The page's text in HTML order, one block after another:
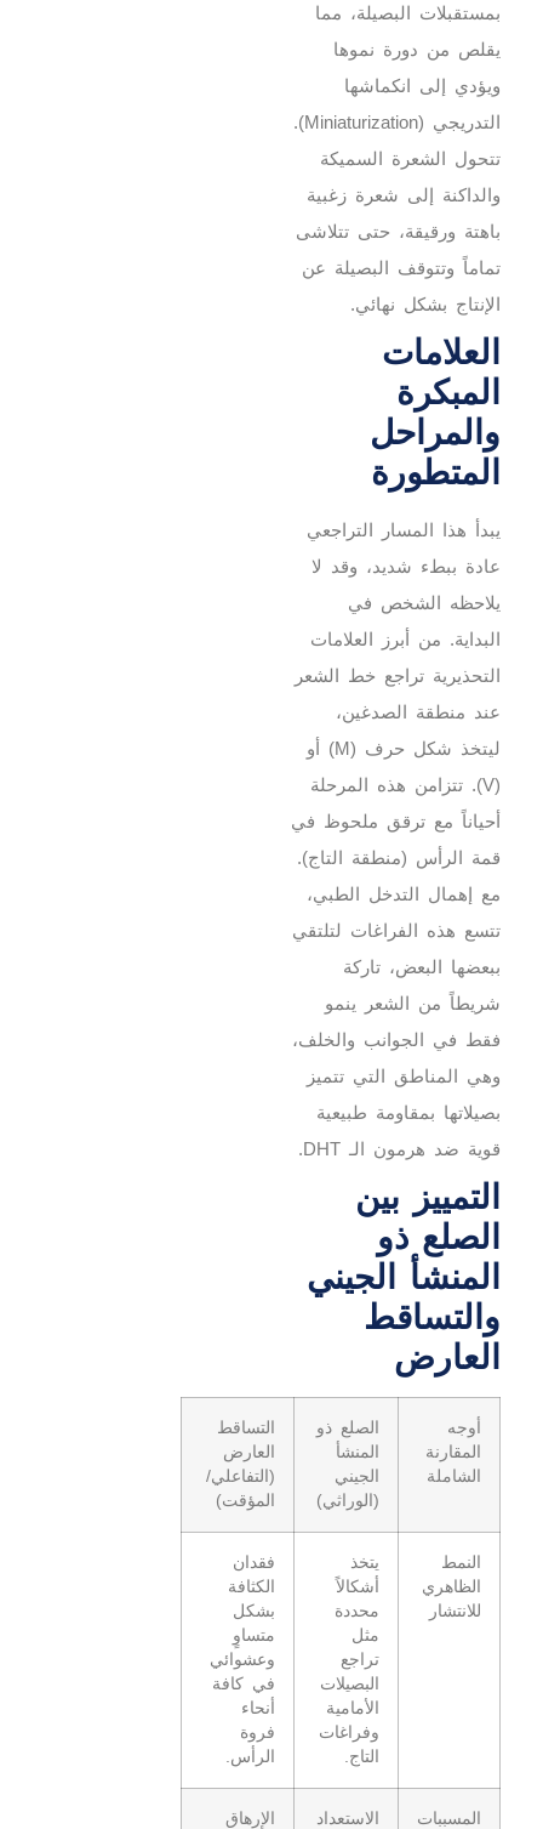
بمستقبلات البصيلة، مما
يقلص من دورة نموها
ويؤدي إلى انكماشها
التدريجي (Miniaturization).
تتحول الشعرة السميكة
والداكنة إلى شعرة زغبية
باهتة ورقيقة، حتى تتلاشى
تماماً وتتوقف البصيلة عن
الإنتاج بشكل نهائي.
العلامات
المبكرة
والمراحل
المتطورة
يبدأ هذا المسار التراجعي
عادة ببطء شديد، وقد لا
يلاحظه الشخص في
البداية. من أبرز العلامات
التحذيرية تراجع خط الشعر
عند منطقة الصدغين،
ليتخذ شكل حرف (M) أو
(V). تتزامن هذه المرحلة
أحياناً مع ترقق ملحوظ في
قمة الرأس (منطقة التاج).
مع إهمال التدخل الطبي،
تتسع هذه الفراغات لتلتقي
ببعضها البعض، تاركة
شريطاً من الشعر ينمو
فقط في الجوانب والخلف،
وهي المناطق التي تتميز
بصيلاتها بمقاومة طبيعية
قوية ضد هرمون الـ DHT.
التمييز بين
الصلع ذو
المنشأ الجيني
والتساقط
العارض
أوجه
المقارنة
الشاملة
الصلع ذو
المنشأ
الجيني
(الوراثي)
التساقط
العارض
(التفاعلي/
المؤقت)
النمط
الظاهري
للانتشار
يتخذ
أشكالاً
محددة
مثل
تراجع
البصيلات
الأمامية
وفراغات
التاج.
فقدان
الكثافة
بشكل
متساوٍ
وعشوائي
في كافة
أنحاء
فروة
الرأس.
المسببات
الاستعداد
الإرهاق